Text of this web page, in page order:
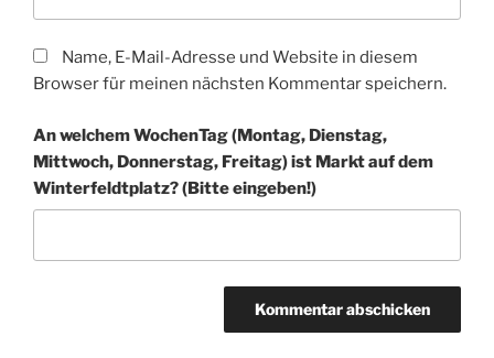
Name, E-Mail-Adresse und Website in diesem
Browser für meinen nächsten Kommentar speichern.
An welchem WochenTag (Montag, Dienstag,
Mittwoch, Donnerstag, Freitag) ist Markt auf dem
Winter­feldt­platz? (Bitte eingeben!)